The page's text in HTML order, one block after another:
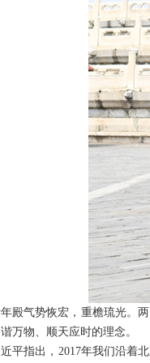
殿气势恢宏，重檐琉光。
万物、顺天应时的理念。
平指出，2017年我们沿着